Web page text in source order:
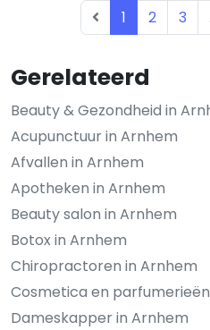
Gerelateerd
Beauty & Gezondheid in
Acupunctuur in Arnhem
Afvallen in Arnhem
Apotheken in Arnhem
Beauty salon in Arnhem
Botox in Arnhem
Chiropractoren in Arnhem
Cosmetica en
Dameskapper in Arnhem
1 2 3